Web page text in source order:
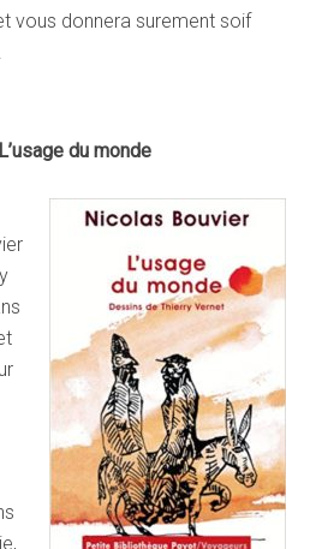
vous donnera surement soif
du monde